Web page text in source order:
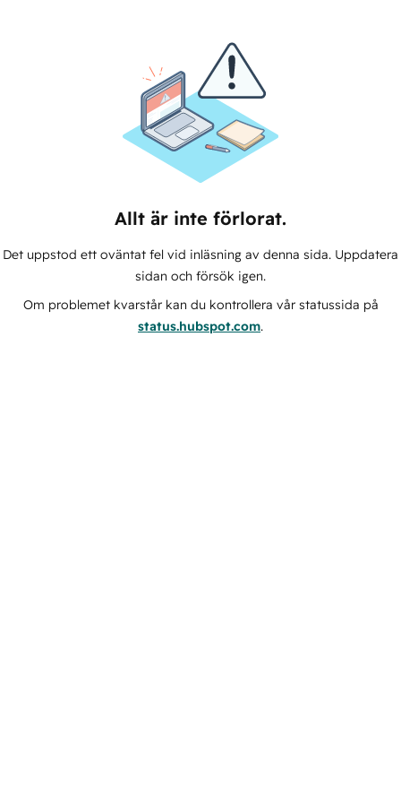
Allt är inte förlorat.
Det uppstod ett oväntat fel vid inläsning av denna sida. Uppdatera
sidan och försök igen.
Om problemet kvarstår kan du kontrollera vår statussida på
status.hubspot.com.